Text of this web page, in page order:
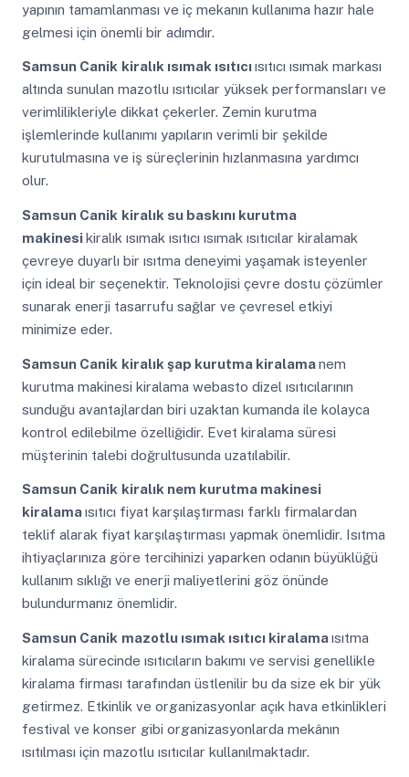
yapının tamamlanması ve iç mekanın kullanıma hazır hale
gelmesi için önemli bir adımdır.
Samsun Canik kiralık ısımak ısıtıcıısıtıcı ısımak markası
altında sunulan mazotlu ısıtıcılar yüksek performansları ve
verimlilikleriyle dikkat çekerler. Zemin kurutma
işlemlerinde kullanımı yapıların verimli bir şekilde
kurutulmasına ve iş süreçlerinin hızlanmasına yardımcı
olur.
Samsun Canik kiralık su baskını kurutma
makinesikiralık ısımak ısıtıcı ısımak ısıtıcılar kiralamak
çevreye duyarlı bir ısıtma deneyimi yaşamak isteyenler
için ideal bir seçenektir. Teknolojisi çevre dostu çözümler
sunarak enerji tasarrufu sağlar ve çevresel etkiyi
minimize eder.
Samsun Canik kiralık şap kurutma kiralamanem
kurutma makinesi kiralama webasto dizel ısıtıcılarının
sunduğu avantajlardan biri uzaktan kumanda ile kolayca
kontrol edilebilme özelliğidir. Evet kiralama süresi
müşterinin talebi doğrultusunda uzatılabilir.
Samsun Canik kiralık nem kurutma makinesi
kiralamaısıtıcı fiyat karşılaştırması farklı firmalardan
teklif alarak fiyat karşılaştırması yapmak önemlidir. Isıtma
ihtiyaçlarınıza göre tercihinizi yaparken odanın büyüklüğü
kullanım sıklığı ve enerji maliyetlerini göz önünde
bulundurmanız önemlidir.
Samsun Canik mazotlu ısımak ısıtıcı kiralamaısıtma
kiralama sürecinde ısıtıcıların bakımı ve servisi genellikle
kiralama firması tarafından üstlenilir bu da size ek bir yük
getirmez. Etkinlik ve organizasyonlar açık hava etkinlikleri
festival ve konser gibi organizasyonlarda mekânın
ısıtılması için mazotlu ısıtıcılar kullanılmaktadır.